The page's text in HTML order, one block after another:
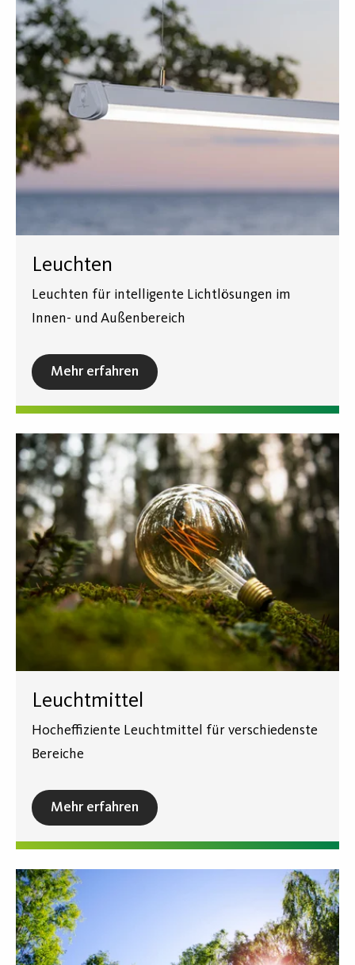
Leuchten
Leuchten für intelligente Lichtlösungen im
Innen- und Außenbereich
Mehr erfahren
Leuchtmittel
Hocheffiziente Leuchtmittel für verschiedenste
Bereiche
Mehr erfahren